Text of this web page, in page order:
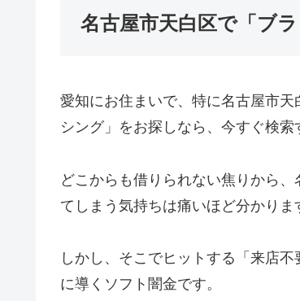
名古屋市天白区で「ブ
愛知にお住まいで、特に名古屋市
シング」をお探しなら、今すぐ検索
どこからも借りられない焦りから
てしまう気持ちは痛いほど分かりま
しかし、そこでヒットする「来店
に導くソフト闇金です。